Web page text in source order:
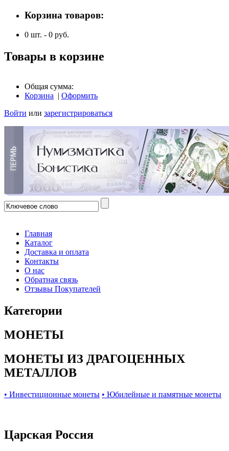
Корзина товаров:
0 шт. - 0 руб.
Товары в корзине
Общая сумма:
Корзина | Оформить
Войти или зарегистрироваться
Главная
Каталог
Доставка и оплата
Контакты
О нас
Обратная связь
Отзывы Покупателей
Категории
МОНЕТЫ
МОНЕТЫ ИЗ ДРАГОЦЕННЫХ
МЕТАЛЛОВ
• Инвестиционные монеты • Юбилейные и памятные монеты
Царская Россия